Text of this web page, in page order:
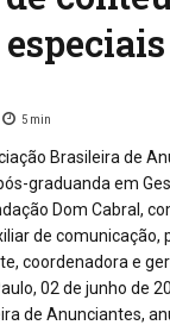
5 min
Brasileira de
graduanda em
Dom Cabral,
de comunicação,
coordenadora e
02 de junho de
de Anunciantes,